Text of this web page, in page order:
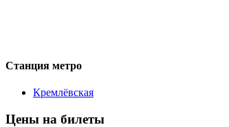
Станция метро
Кремлёвская
Цены на билеты